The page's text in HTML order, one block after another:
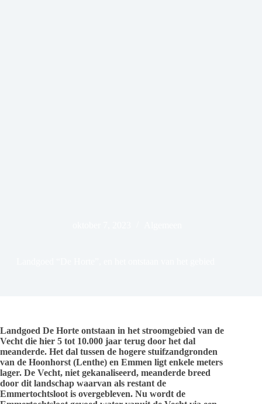
Landgoed De Horte ontstaan in het stroomgebied van de
Vecht die hier 5 tot 10.000 jaar terug door het dal
meanderde. Het dal tussen de hogere stuifzandgronden
van de Hoonhorst (Lenthe) en Emmen ligt enkele meters
lager. De Vecht, niet gekanaliseerd, meanderde breed
door dit landschap waarvan als restant de
Emmertochtsloot is overgebleven. Nu wordt de